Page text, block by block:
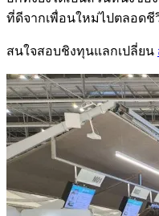
ที่ดีจากเพื่อนใหม่ไปตลอดชี
สนใจสอบชิงทุนแลกเปลี่ยน